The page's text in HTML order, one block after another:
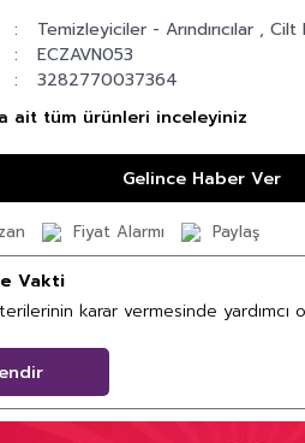
Temizleyiciler - Arındırıcılar ,Cilt
ECZAVN053
3282770037364
ait tüm ürünleri inceleyiniz
Gelince Haber Ver
Fiyat Alarmı Paylaş
Vakti
karar vermesinde yardımcı